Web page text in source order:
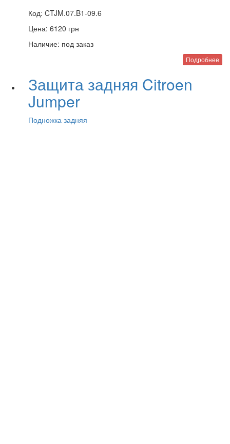
Код: CTJM.07.B1-09.6
Цена: 6120 грн
Наличие: под заказ
Подробнее
Защита задняя Citroen
Jumper
Подножка задняя